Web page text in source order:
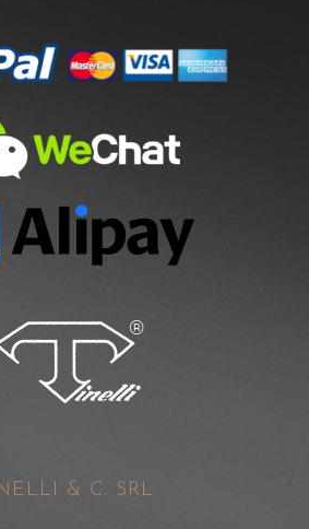
& C. SRL